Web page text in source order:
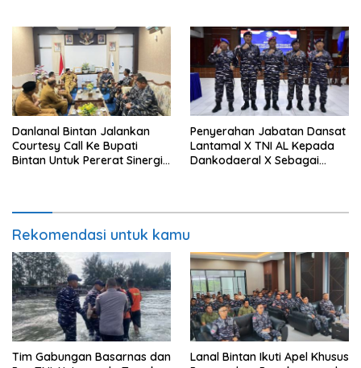
Danlanal Bintan Jalankan
Courtesy Call Ke Bupati
Bintan Untuk Pererat Sinergi
Penyerahan Jabatan Dansat
Lantamal X TNI AL Kepada
Dankodaeral X Sebagai
Rekomendasi untuk kamu
Tim Gabungan Basarnas dan
Lanal Bintan Ikuti Apel Khusus